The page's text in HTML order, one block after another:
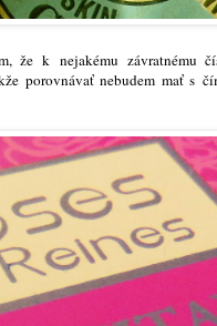
že k nejakému závratnému
porovnávať nebudem mať s